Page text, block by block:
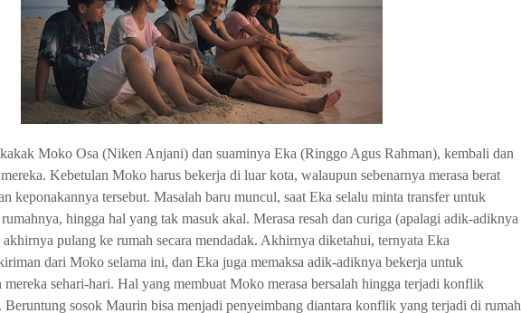
Moko Osa (Niken Anjani) dan suaminya Eka (Ringgo Agus Rahman), kembali dan
Kebetulan Moko harus bekerja di luar kota, walaupun sebenarnya merasa berat
keponakannya tersebut. Masalah baru muncul, saat Eka selalu minta transfer untuk
hingga hal yang tak masuk akal. Merasa resah dan curiga (apalagi adik-adiknya
pulang ke rumah secara mendadak. Akhirnya diketahui, ternyata Eka
dari Moko selama ini, dan Eka juga memaksa adik-adiknya bekerja untuk
mereka sehari-hari. Hal yang membuat Moko merasa bersalah hingga terjadi konflik
Beruntung sosok Maurin bisa menjadi penyeimbang diantara konflik yang terjadi di rumah